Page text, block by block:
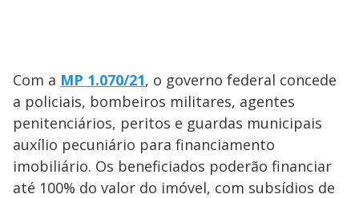
Com a MP 1.070/21, o governo federal concede
a policiais, bombeiros militares, agentes
penitenciários, peritos e guardas municipais
auxílio pecuniário para financiamento
imobiliário. Os beneficiados poderão financiar
até 100% do valor do imóvel, com subsídios de